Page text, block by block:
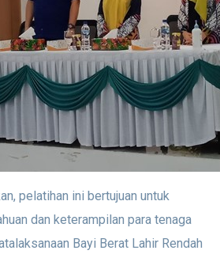
pelatihan ini bertujuan untuk
dan keterampilan para tenaga
Bayi Berat Lahir Rendah